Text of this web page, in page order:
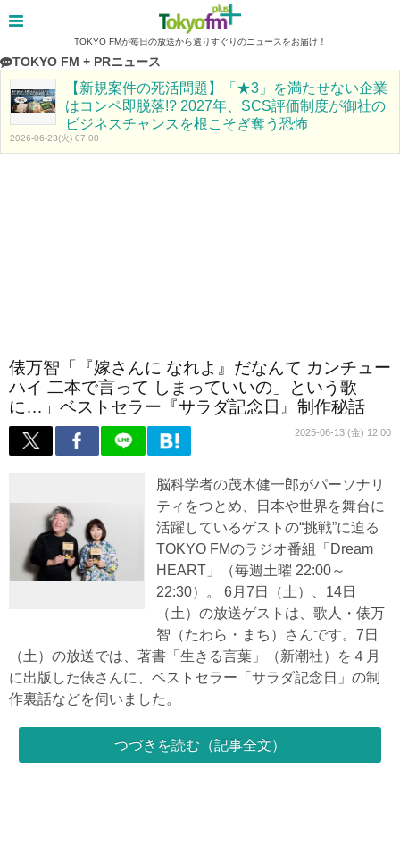
TOKYO FMが毎日の放送から選りすぐりのニュースをお届け！
TOKYO FM + PRニュース
【新規案件の死活問題】「★3」を満たせない企業
はコンペ即脱落!? 2027年、SCS評価制度が御社の
ビジネスチャンスを根こそぎ奪う恐怖
2026-06-23(火) 07:00
俵万智「『嫁さんに なれよ』だなんて カンチュー
ハイ 二本で言って しまっていいの」という歌
に…」ベストセラー『サラダ記念日』制作秘話
2025-06-13 (金) 12:00
脳科学者の茂木健一郎がパーソナリ
ティをつとめ、日本や世界を舞台に
活躍しているゲストの“挑戦”に迫る
TOKYO FMのラジオ番組「Dream
HEART」（毎週土曜 22:00～
22:30）。 6月7日（土）、14日
（土）の放送ゲストは、歌人・俵万
智（たわら・まち）さんです。7日
（土）の放送では、著書「生きる言葉」（新潮社）を４月
に出版した俵さんに、ベストセラー「サラダ記念日」の制
作裏話などを伺いました。
つづきを読む（記事全文）